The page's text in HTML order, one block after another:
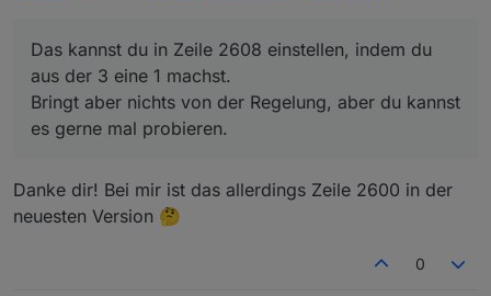
einstellen kann?
der 3 eine 1 machst.
Bringt aber nichts von der Regelung, aber du kannst es
gerne mal probieren.
Das kannst du in Zeile 2608 einstellen, indem du
aus der 3 eine 1 machst.
Bringt aber nichts von der Regelung, aber du kannst
es gerne mal probieren.
Danke dir! Bei mir ist das allerdings Zeile 2600 in der
neuesten Version 🤔
0